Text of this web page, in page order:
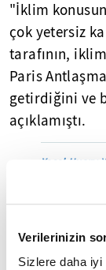
Verilerinizin
Sizlere daha
"İklim
çok yetersiz
tarafının,
Paris
getirdiğini ve
açıklamıştı.
Yasal Uyarı:
Turkuvaz
köşe
kullanılamaz.
alıntılanan
Ayrıntılar